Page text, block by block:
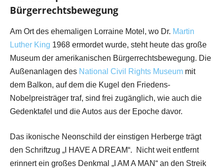
Bürgerrechtsbewegung
Am Ort des ehemaligen Lorraine Motel, wo Dr. Martin
Luther King 1968 ermordet wurde, steht heute das große
Museum der amerikanischen Bürgerrechtsbewegung. Die
Außenanlagen des National Civil Rights Museum mit
dem Balkon, auf dem die Kugel den Friedens-
Nobelpreisträger traf, sind frei zugänglich, wie auch die
Gedenktafel und die Autos aus der Epoche davor.
Das ikonische Neonschild der einstigen Herberge trägt
den Schriftzug „I HAVE A DREAM“. Nicht weit entfernt
erinnert ein großes Denkmal „I AM A MAN“ an den Streik